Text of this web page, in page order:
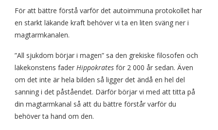
För att bättre förstå varför det autoimmuna protokollet har
en starkt läkande kraft behöver vi ta en liten sväng ner i
magtarmkanalen.
”All sjukdom börjar i magen” sa den grekiske filosofen och
läkekonstens fader Hippokrates för 2 000 år sedan. Även
om det inte är hela bilden så ligger det ändå en hel del
sanning i det påståendet. Därför börjar vi med att titta på
din magtarmkanal så att du bättre förstår varför du
behöver ta hand om den.